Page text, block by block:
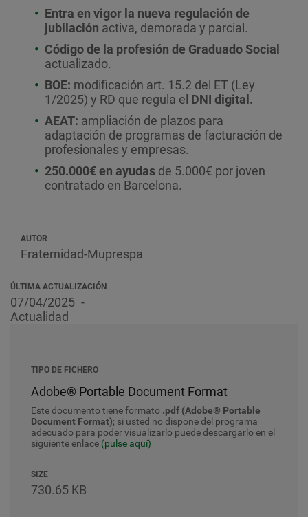
Entra en vigor la nueva regulación de
jubilación activa, demorada y parcial.
Código de la profesión de Graduado Social
actualizado.
BOE: modificación art. 15.2 del ET (Ley
1/2025) y RD que regula el DNI digital.
AEAT: ampliación de plazos para
adaptación de programas de facturación de
profesionales y empresas.
250.000€en ayudas de 5.000€ por joven
contratado en Barcelona.
AUTOR
Fraternidad-Muprespa
ÚLTIMA ACTUALIZACIÓN
07/04/2025
Actualidad
TIPO DE FICHERO
Adobe® Portable Document Format
Este documento tiene formato .pdf (Adobe® Portable
Document Format); si usted no dispone del programa
adecuado para poder visualizarlo puede descargarlo en el
siguiente enlace (pulse aquí)
SIZE
730.65 KB